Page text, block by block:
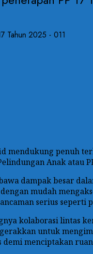
penuh
Anak atau
dampak besar
mudah
serius
kolaborasi lintas
untuk
demi menciptakan